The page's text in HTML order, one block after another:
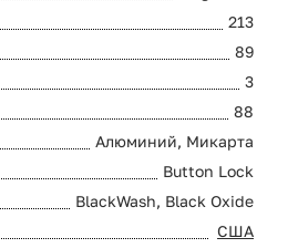
213
89
3
88
Алюминий, Микарта
Button Lock
BlackWash, Black Oxide
США